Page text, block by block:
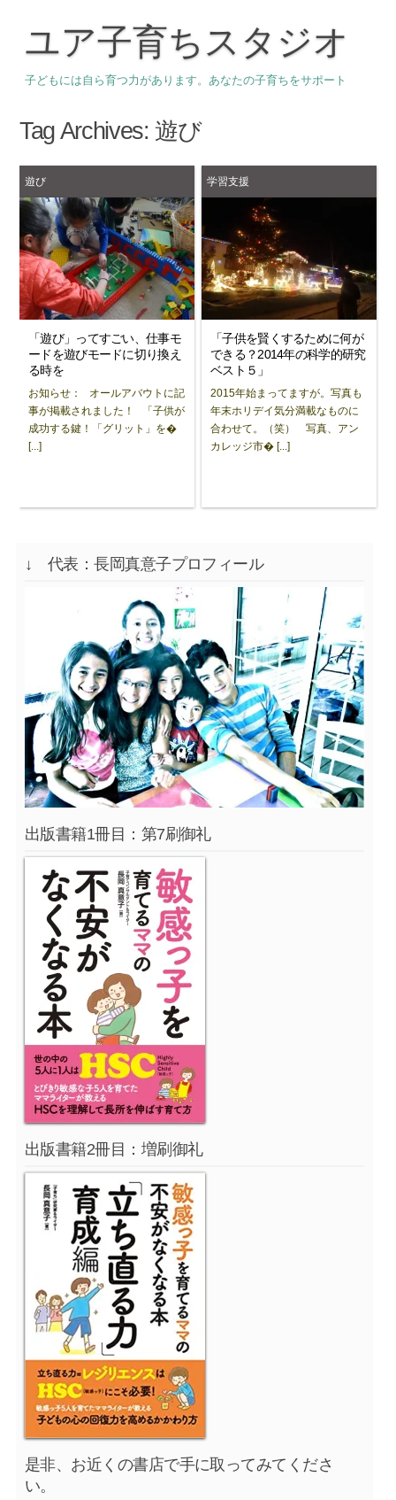
ユア子育ちスタジオ
子どもには自ら育つ力があります。あなたの子育ちをサポート
Tag Archives: 遊び
遊び
「遊び」ってすごい、仕事モ
ードを遊びモードに切り換え
る時を
お知らせ： オールアバウトに記
事が掲載されました！ 「子供が
成功する鍵！「グリット」を�
[...]
学習支援
「子供を賢くするために何が
できる？2014年の科学的研究
ベスト５」
2015年始まってますが。写真も
年末ホリデイ気分満載なものに
合わせて。（笑） 写真、アン
カレッジ市� [...]
↓ 代表：長岡真意子プロフィール
出版書籍1冊目：第7刷御礼
出版書籍2冊目：増刷御礼
是非、お近くの書店で手に取ってみてくださ
い。